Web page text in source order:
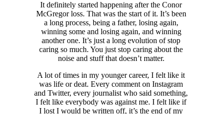
It definitely started happening after the Conor
McGregor loss. That was the start of it. It’s been
a long process, being a father, losing again,
winning some and losing again, and winning
another one. It’s just a long evolution of stop
caring so much. You just stop caring about the
noise and stuff that doesn’t matter.
A lot of times in my younger career, I felt like it
was life or deat. Every comment on Instagram
and Twitter, every journalist who said something,
I felt like everybody was against me. I felt like if
I lost I would be written off, it’s the end of my